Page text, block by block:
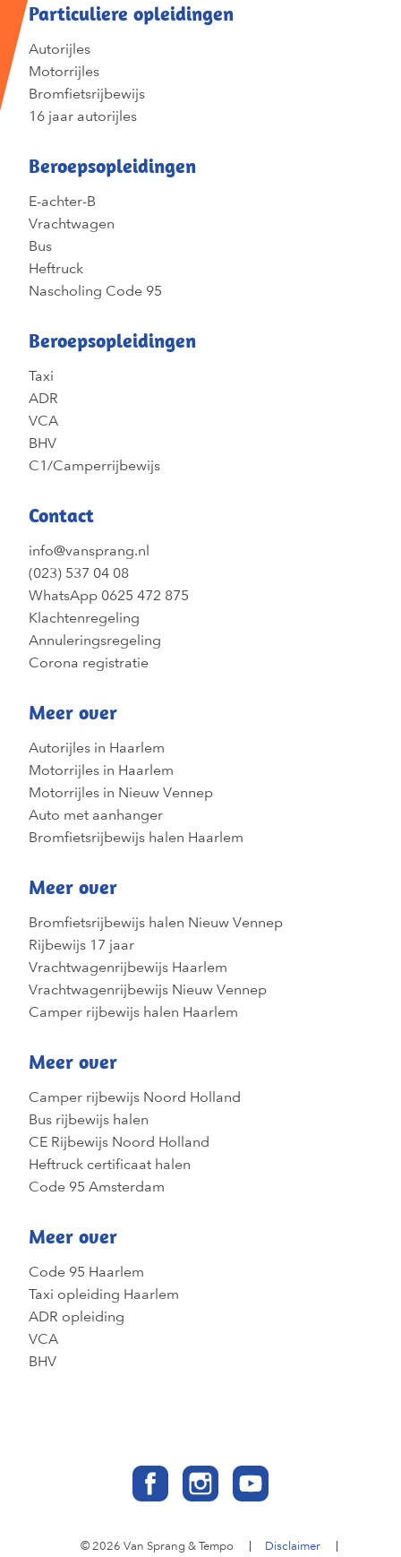
Particuliere opleidingen
Autorijles
Motorrijles
Bromfietsrijbewijs
16 jaar autorijles
Beroepsopleidingen
E-achter-B
Vrachtwagen
Bus
Heftruck
Nascholing Code 95
Beroepsopleidingen
Taxi
ADR
VCA
BHV
C1/Camperrijbewijs
Contact
info@vansprang.nl
(023) 537 04 08
WhatsApp 0625 472 875
Klachtenregeling
Annuleringsregeling
Corona registratie
Meer over
Autorijles in Haarlem
Motorrijles in Haarlem
Motorrijles in Nieuw Vennep
Auto met aanhanger
Bromfietsrijbewijs halen Haarlem
Meer over
Bromfietsrijbewijs halen Nieuw Vennep
Rijbewijs 17 jaar
Vrachtwagenrijbewijs Haarlem
Vrachtwagenrijbewijs Nieuw Vennep
Camper rijbewijs halen Haarlem
Meer over
Camper rijbewijs Noord Holland
Bus rijbewijs halen
CE Rijbewijs Noord Holland
Heftruck certificaat halen
Code 95 Amsterdam
Meer over
Code 95 Haarlem
Taxi opleiding Haarlem
ADR opleiding
VCA
BHV
© 2026 Van Sprang & Tempo Disclaimer